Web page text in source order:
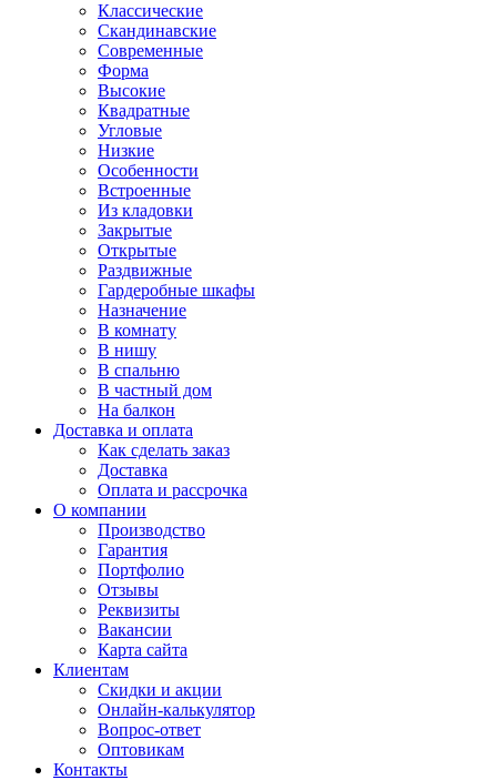
Классические
Скандинавские
Современные
Форма
Высокие
Квадратные
Угловые
Низкие
Особенности
Встроенные
Из кладовки
Закрытые
Открытые
Раздвижные
Гардеробные шкафы
Назначение
В комнату
В нишу
В спальню
В частный дом
На балкон
Доставка и оплата
Как сделать заказ
Доставка
Оплата и рассрочка
О компании
Производство
Гарантия
Портфолио
Отзывы
Реквизиты
Вакансии
Карта сайта
Клиентам
Скидки и акции
Онлайн-калькулятор
Вопрос-ответ
Оптовикам
Контакты